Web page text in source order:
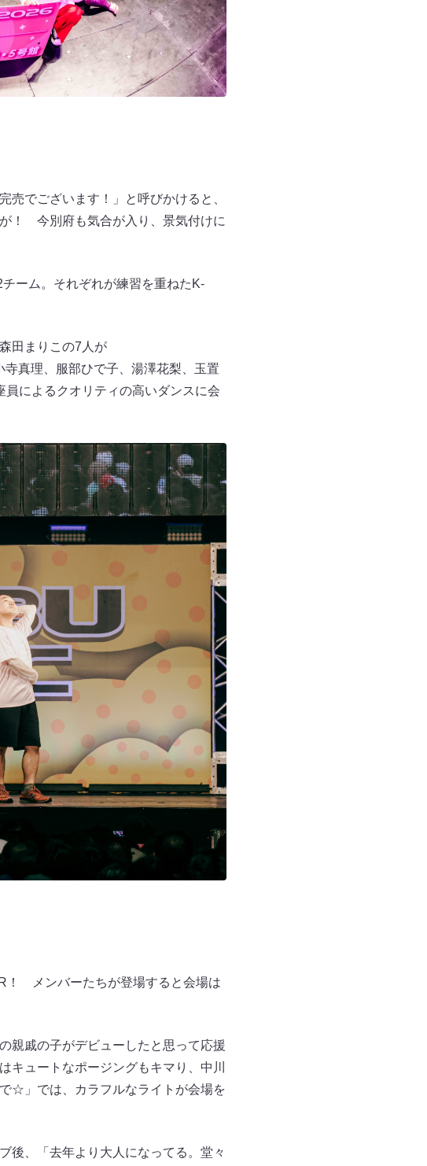
でございます！」と呼びかけると、
！ 今別府も気合が入り、景気付けに
ーム。それぞれが練習を重ねたK-
田まりこの7人が
真理、服部ひで子、湯澤花梨、玉置
によるクオリティの高いダンスに会
！ メンバーたちが登場すると会場は
親戚の子がデビューしたと思って応援
キュートなポージングもキマり、中川
☆」では、カラフルなライトが会場を
後、「去年より大人になってる。堂々